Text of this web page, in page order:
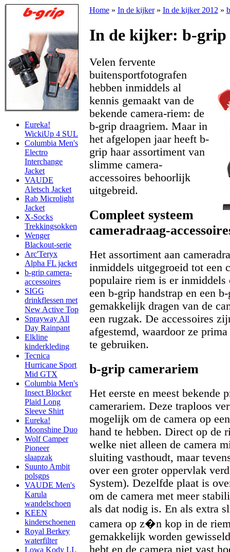
Eureka!
WickiUp 4 SUL
Columbia Men's
Electro
Interchange
Jacket
VAUDE
Aletsch Jacket
Rab Microlight
Jacket
X-Socks
Trekkingsokken
Wenger
Blackout-serie
Arc'Teryx
Alpha FL jacket
b-grip camera-
accessoires
SIGG
drinkflessen met
New Active Top
Sprayway All
Day Rainpant
Elkline
kinderkleding
Tecnica
Hurricane Sport
Mid GTX
Columbia Men's
Insect Blocker
Plaid Long
Sleeve Shirt
Eureka!
Moonshine Duo
Wolf Camper
Pioneer
slaapzak
Suunto Ambit
polsgps
VAUDE Men's
Karula
wandelschoen
KEEN
kinderschoenen
Royal Berkey
waterfilter
Lowa Kody LL
Home» In de kijker» In de kijker 2012 »
In de kijker: b-grip
Velen fervente
buitensportfotografen
hebben inmiddels al
kennis gemaakt van de
bekende camera-riem: de
b-grip draagriem. Maar in
het afgelopen jaar heeft b-
grip haar assortiment van
slimme camera-
accessoires behoorlijk
uitgebreid.
Compleet systeem
cameradraag-
Het assortiment aan
inmiddels uitgegroeid tot een
populaire riem is er inmiddels
een b-grip handstrap en een
gemakkelijk dragen van de
een rugzak. De accessoires
afgestemd, waardoor ze
te gebruiken.
b-grip camerariem
Het eerste en meest bekende
camerariem. Deze traploos
mogelijk om de camera op
hand te hebben. Direct op de
welke niet alleen de camera
sluiting vasthoudt, maar
over een groter oppervlak
System). Dezelfde plaat is
om de camera met meer
als dat nodig is. En als extra
camera op z�n kop in de
gemakkelijk worden
hebt en de camera niet vast